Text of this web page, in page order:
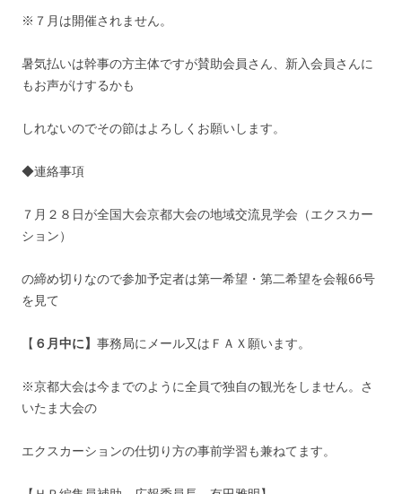
※７月は開催されません。
暑気払いは幹事の方主体ですが賛助会員さん、新入会員さんに
もお声がけするかも
しれないのでその節はよろしくお願いします。
◆連絡事項
７月２８日が全国大会京都大会の地域交流見学会（エクスカー
ション）
の締め切りなので参加予定者は第一希望・第二希望を会報66号
を見て
【 ６月中に】 事務局にメール又はＦＡＸ願います。
※京都大会は今までのように全員で独自の観光をしません。さ
いたま大会の
エクスカーションの仕切り方の事前学習も兼ねてます。